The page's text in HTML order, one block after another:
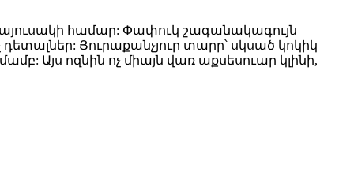
համար: Փափուկ շագանակագույն
Յուրաքանչյուր տարր՝ սկսած կոկիկ
Այս ոզնին ոչ միայն վառ աքսեսուար կլինի,